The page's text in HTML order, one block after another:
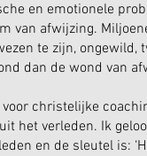
en emotionele
van afwijzing.
te zijn, ongewild,
dan de wond van
christelijke
het verleden. Ik
en de sleutel is: